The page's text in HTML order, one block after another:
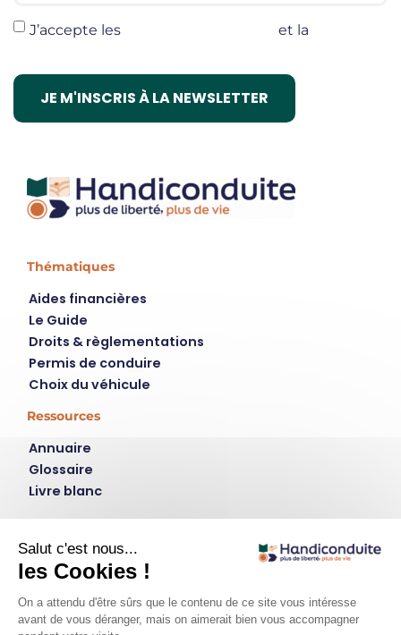
J’accepte les et la
Thématiques
Aides financières
Le Guide
Droits & règlementations
Permis de conduire
Choix du véhicule
Ressources
Annuaire
Glossaire
Livre blanc
Instagram LinkedIn
plus de liberté, plus de vie